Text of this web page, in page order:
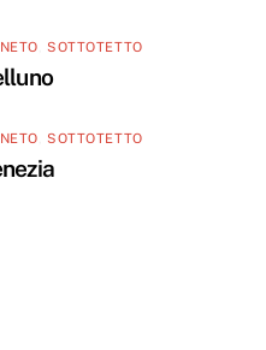
,SOTTOTETTO
,SOTTOTETTO